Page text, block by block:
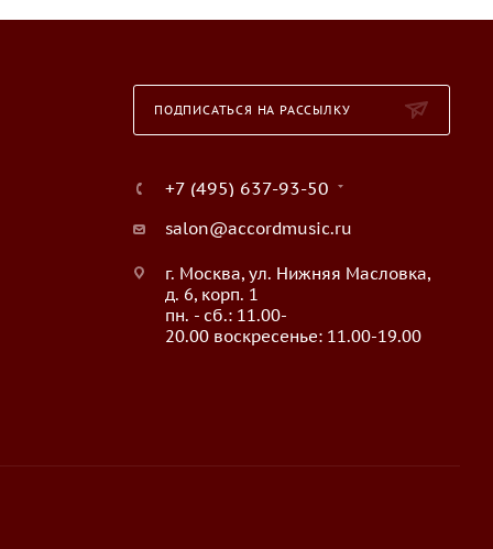
ПОДПИСАТЬСЯ НА РАССЫЛКУ
+7 (495) 637-93-50
salon@accordmusic.ru
г. Москва, ул. Нижняя Масловка,
д. 6, корп. 1
пн. - сб.: 11.00-
20.00 воскресенье: 11.00-19.00